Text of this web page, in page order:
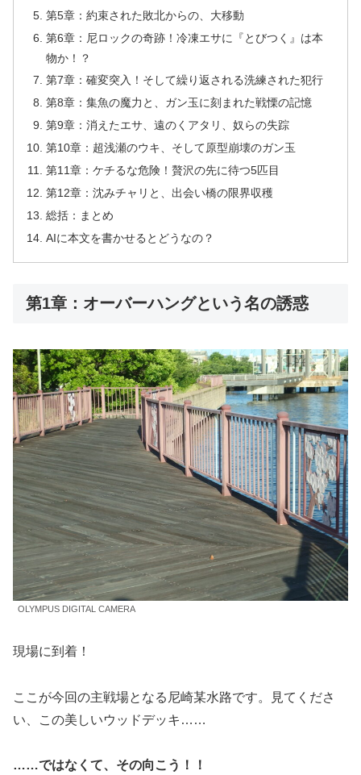
第5章：約束された敗北からの、大移動
第6章：尼ロックの奇跡！冷凍エサに『とびつく』は本
物か！？
第7章：確変突入！そして繰り返される洗練された犯行
第8章：集魚の魔力と、ガン玉に刻まれた戦慄の記憶
第9章：消えたエサ、遠のくアタリ、奴らの失踪
第10章：超浅瀬のウキ、そして原型崩壊のガン玉
第11章：ケチるな危険！贅沢の先に待つ5匹目
第12章：沈みチャリと、出会い橋の限界収穫
総括：まとめ
AIに本文を書かせるとどうなの？
第1章：オーバーハングという名の誘惑
OLYMPUS DIGITAL CAMERA
現場に到着！
ここが今回の主戦場となる尼崎某水路です。見てくださ
い、この美しいウッドデッキ……
……ではなくて、その向こう！！